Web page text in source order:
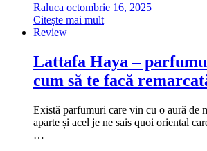
Raluca octombrie 16, 2025
Citește mai mult
Review
Lattafa Haya –
cum să te facă
Există parfumuri care vin cu o aură de
aparte și acel je ne sais quoi oriental
…